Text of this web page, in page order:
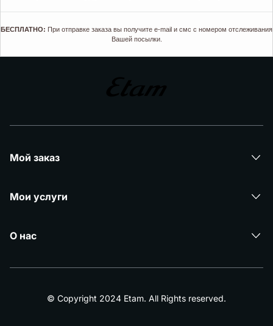
БЕСПЛАТНО: При отправке заказа вы получите e-mail и смс с номером отслеживания
Вашей посылки.
Мой заказ
Мои услуги
О нас
© Copyright 2024 Etam. All Rights reserved.